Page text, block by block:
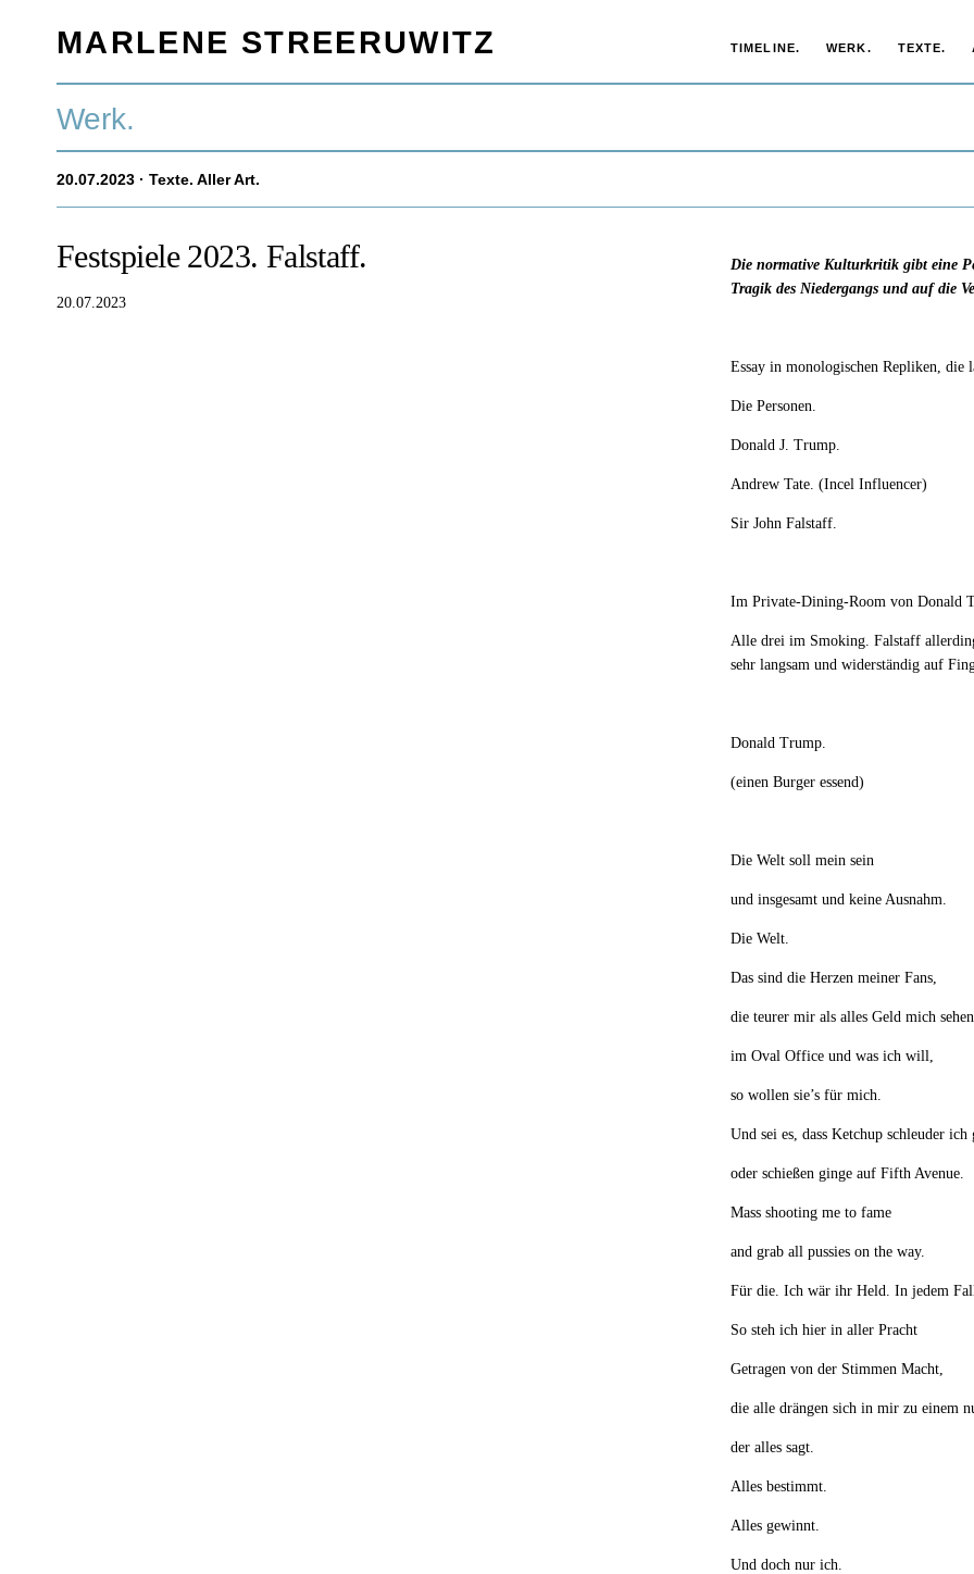
MARLENE STREERUWITZ TIMELINE. WERK. TEXTE.
Werk.
20.07.2023 · Texte. Aller Art.
Festspiele 2023. Falstaff.
20.07.2023
Die normative Kulturkritik gibt eine
Tragik des Niedergangs und auf die
Essay in monologischen Repliken, die
Die Personen.
Donald J. Trump.
Andrew Tate. (Incel Influencer)
Sir John Falstaff.
Im Private-Dining-Room von Donald
Alle drei im Smoking. Falstaff
sehr langsam und widerständig auf
Donald Trump.
(einen Burger essend)
Die Welt soll mein sein
und insgesamt und keine Ausnahm.
Die Welt.
Das sind die Herzen meiner Fans,
die teurer mir als alles Geld mich
im Oval Office und was ich will,
so wollen sie’s für mich.
Und sei es, dass Ketchup schleuder ich
oder schießen ginge auf Fifth Avenue.
Mass shooting me to fame
and grab all pussies on the way.
Für die. Ich wär ihr Held. In jedem
So steh ich hier in aller Pracht
Getragen von der Stimmen Macht,
die alle drängen sich in mir zu einem
der alles sagt.
Alles bestimmt.
Alles gewinnt.
Und doch nur ich.